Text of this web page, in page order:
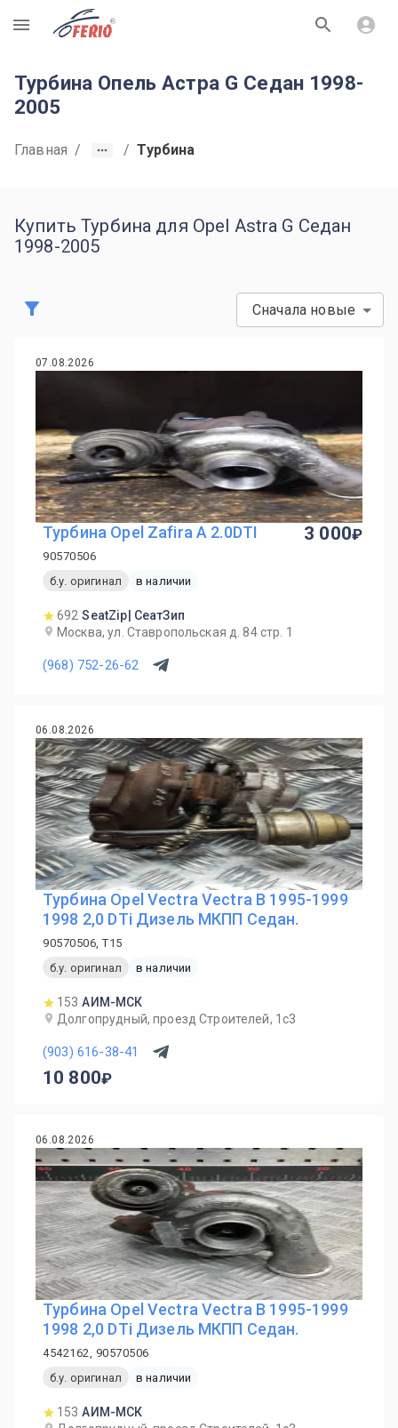
R
Турбина Опель Астра G Седан 1998-
2005
Главная / / Турбина
Купить Турбина для Opel Astra G Седан
1998-2005
Сначала новые
07.08.2026
Турбина Opel Zafira A 2.0DTI
90570506
б.у. оригинал
в наличии
692 SeatZip| СеатЗип
Москва, ул. Ставропольская д. 84 стр. 1
(968) 752-26-62
3 000
06.08.2026
Турбина Opel Vectra Vectra B 1995-1999
1998 2,0 DTi Дизель МКПП Седан.
90570506, T15
б.у. оригинал
в наличии
153 АИМ-МСК
Долгопрудный, проезд Строителей, 1с3
(903) 616-38-41
10 800
06.08.2026
Турбина Opel Vectra Vectra B 1995-1999
1998 2,0 DTi Дизель МКПП Седан.
4542162, 90570506
б.у. оригинал
в наличии
153 АИМ-МСК